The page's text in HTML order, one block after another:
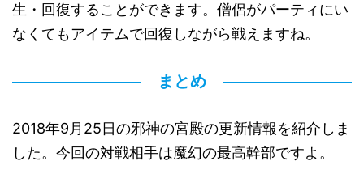
生・回復することができます。僧侶がパーティにい
なくてもアイテムで回復しながら戦えますね。
まとめ
2018年9月25日の邪神の宮殿の更新情報を紹介しま
した。今回の対戦相手は魔幻の最高幹部ですよ。